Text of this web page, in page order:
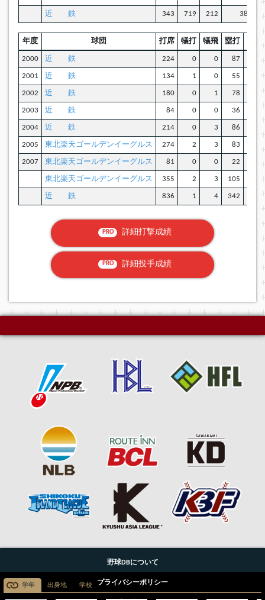
近 鉄 343 719 212 38
年度 球団 打席 犠打 犠飛 塁打
2000 近 鉄 224 0 0 87
2001 近 鉄 134 1 0 55
2002 近 鉄 180 0 1 78
2003 近 鉄 84 0 0 36
2004 近 鉄 214 0 3 86
2005 東北楽天ゴールデンイーグルス 274 2 3 83
2007 東北楽天ゴールデンイーグルス 81 0 0 22
東北楽天ゴールデンイーグルス 355 2 3 105
近 鉄 836 1 4 342
PRO 詳細打撃成績
PRO 詳細投手成績
学年 出身地 学校
野球DBについて
プライバシーポリシー